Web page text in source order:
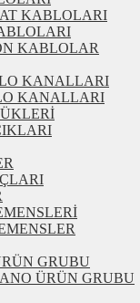
KABLOLARI
KABLOLAR
KANALLARI
KANALLARI
GRUBU
ÜRÜN GRUBU